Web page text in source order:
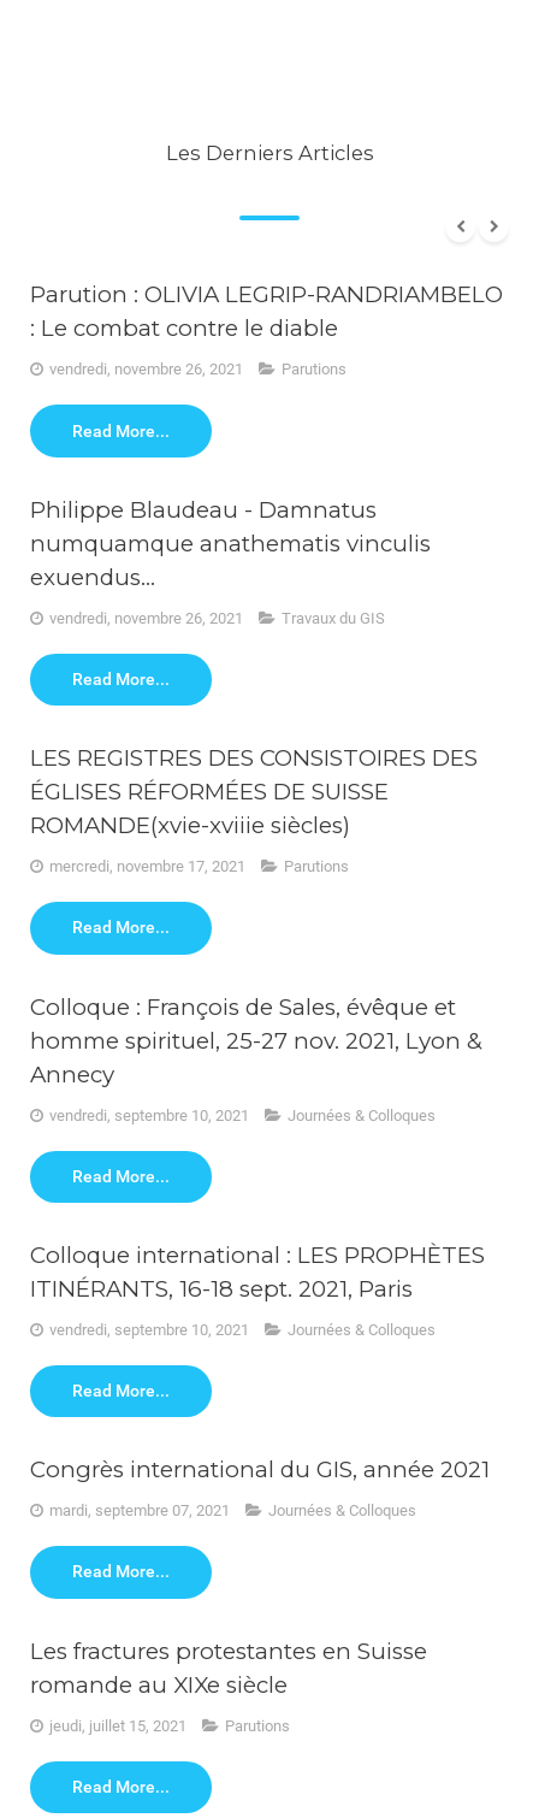
Les Derniers Articles
Parution : OLIVIA LEGRIP-RANDRIAMBELO
: Le combat contre le diable
vendredi, novembre 26, 2021 Parutions
Read More...
Philippe Blaudeau - Damnatus
numquamque anathematis vinculis
exuendus...
vendredi, novembre 26, 2021 Travaux du GIS
Read More...
LES REGISTRES DES CONSISTOIRES DES
ÉGLISES RÉFORMÉES DE SUISSE
ROMANDE(xvie-xviiie siècles)
mercredi, novembre 17, 2021 Parutions
Read More...
Colloque : François de Sales, évêque et
homme spirituel, 25-27 nov. 2021, Lyon &
Annecy
vendredi, septembre 10, 2021 Journées & Colloques
Read More...
Colloque international : LES PROPHÈTES
ITINÉRANTS, 16-18 sept. 2021, Paris
vendredi, septembre 10, 2021 Journées & Colloques
Read More...
Congrès international du GIS, année 2021
mardi, septembre 07, 2021 Journées & Colloques
Read More...
Les fractures protestantes en Suisse
romande au XIXe siècle
jeudi, juillet 15, 2021 Parutions
Read More...